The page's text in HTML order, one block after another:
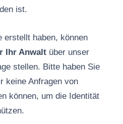
ist.
erstellt haben, können
Ihr Anwaltüber unser
stellen. Bitte haben Sie
keine Anfragen von
können, um die Identität